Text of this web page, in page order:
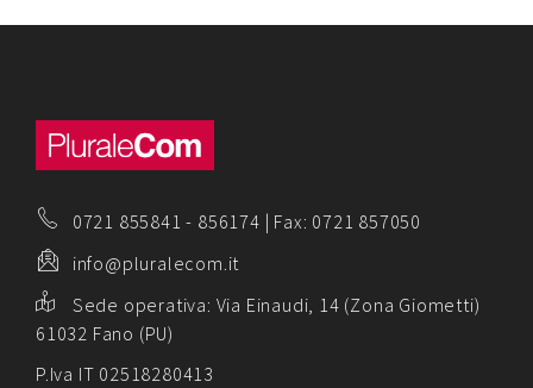
0721 855841 - 856174 | Fax: 0721 857050
info@pluralecom.it
Sede operativa: Via Einaudi, 14 (Zona Giometti)
61032 Fano (PU)
P.Iva IT 02518280413